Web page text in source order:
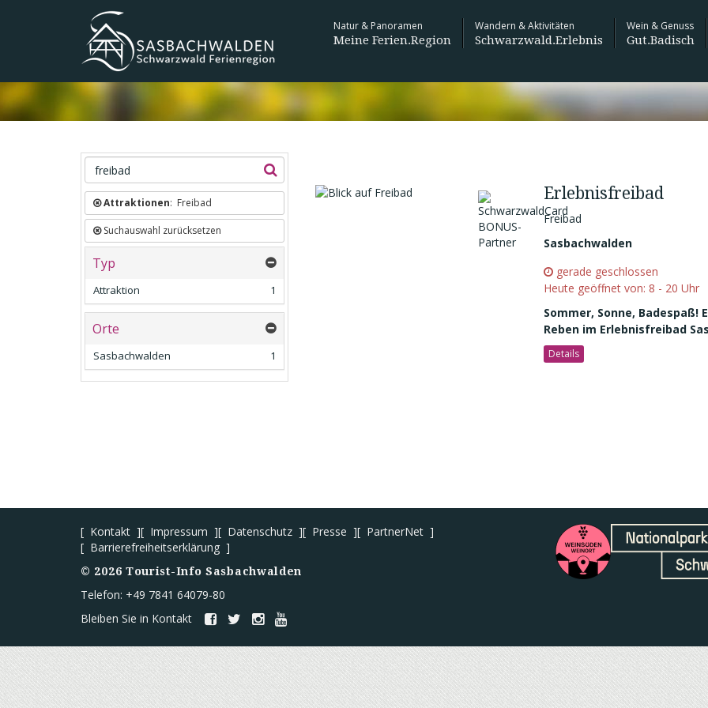
Natur & Panoramen
Meine Ferien.Region
Nationalparkregion Schwarzwald
Unsere schönsten
Aussichtspunkte
Weindorf mit Schwarzwaldflair
Wandern & Aktivitäten
Schwarzwald.Erlebnis
Genießerpfad - Alde Gott
Panoramarunde (Premiumweg)
Schaeffler
Unsere
Wein & Genuss
Gut.Badisch
Informationen
Attraktionen: Freibad
Suchauswahl zurücksetzen
Typ
Attraktion 1
Orte
Sasbachwalden 1
Erlebnisfreibad
Freibad
Sasbachwalden
gerade geschlossen
Heute geöffnet von:8 - 20 Uhr
Sommer, Sonne, Badespaß!
Reben im Erlebnisfreibad
Details
Kontakt Impressum Datenschutz Presse
PartnerNet
Barrierefreiheitserklärung
© 2026 Tourist-Info Sasbachwalden
Telefon: +49 7841 64079-80
Bleiben Sie in Kontakt